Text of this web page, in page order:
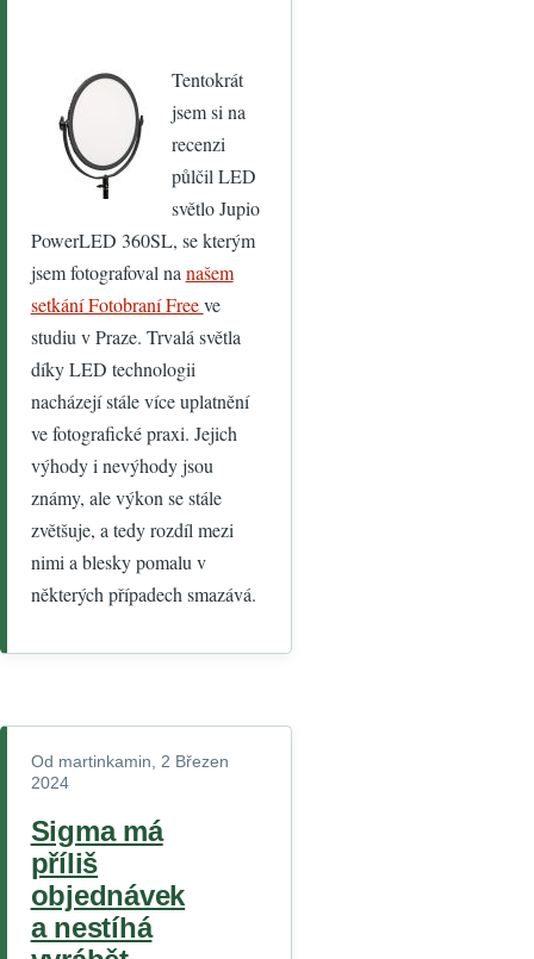
Tentokrát
jsem si na
recenzi
půlčil LED
světlo Jupio
PowerLED 360SL, se kterým
jsem fotografoval na našem
setkání Fotobraní Freeve
studiu v Praze. Trvalá světla
díky LED technologii
nacházejí stále více uplatnění
ve fotografické praxi. Jejich
výhody i nevýhody jsou
známy, ale výkon se stále
zvětšuje, a tedy rozdíl mezi
nimi a blesky pomalu v
některých případech smazává.
Od martinkamin , 2 Březen
2024
Sigma má
příliš
objednávek
a nestíhá